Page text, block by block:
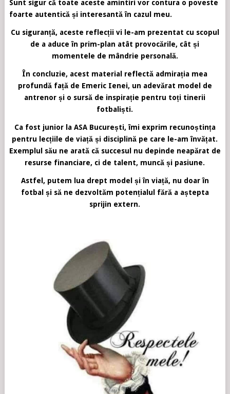
Sunt sigur că toate aceste amintiri vor contura o poveste
foarte autentică și interesantă în cazul meu.
Cu siguranță, aceste reflecții vi le-am prezentat cu scopul
de a aduce în prim-plan atât provocările, cât și
momentele de mândrie personală.
În concluzie, acest material reflectă admirația mea
profundă față de Emeric Ienei, un adevărat model de
antrenor și o sursă de inspirație pentru toți tinerii
fotbaliști.
Ca fost junior la ASA București, îmi exprim recunoștința
pentru lecțiile de viață și disciplină pe care le-am învățat.
Exemplul său ne arată că succesul nu depinde neapărat de
resurse financiare, ci de talent, muncă și pasiune.
Astfel, putem lua drept model și în viață, nu doar în
fotbal și să ne dezvoltăm potențialul fără a aștepta
sprijin extern.